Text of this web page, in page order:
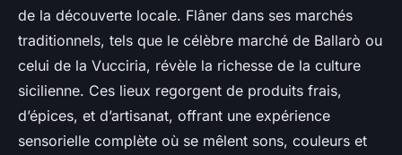
de la découverte locale. Flâner dans ses marchés
traditionnels, tels que le célèbre marché de Ballarò ou
celui de la Vucciria, révèle la richesse de la culture
sicilienne. Ces lieux regorgent de produits frais,
d’épices, et d’artisanat, offrant une expérience
sensorielle complète où se mêlent sons, couleurs et